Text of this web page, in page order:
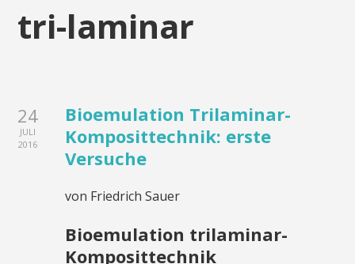
tri-laminar
24
JULI
2016
Bioemulation Trilaminar-
Komposittechnik: erste
Versuche
von Friedrich Sauer
Bioemulation trilaminar-
Komposittechnik